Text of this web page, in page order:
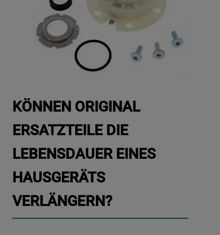
KÖNNEN ORIGINAL
ERSATZTEILE DIE
LEBENSDAUER EINES
HAUSGERÄTS
VERLÄNGERN?